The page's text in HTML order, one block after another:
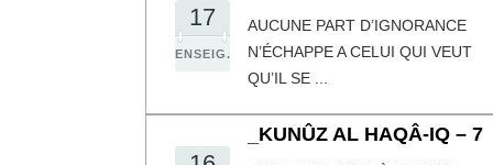
17
ENSEIG.
AUCUNE PART D’IGNORANCE
N’ÉCHAPPE A CELUI QUI VEUT
QU’IL SE ...
_KUNÛZ AL HAQÂ-IQ – 7